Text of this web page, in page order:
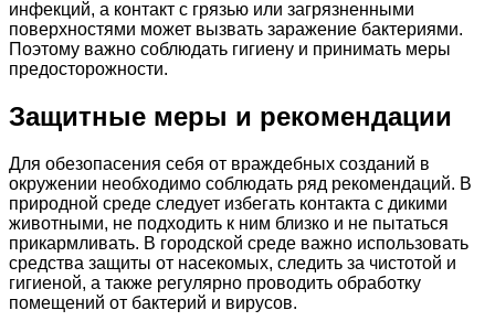
инфекций, а контакт с грязью или загрязненными
поверхностями может вызвать заражение бактериями.
Поэтому важно соблюдать гигиену и принимать меры
предосторожности.
Защитные меры и рекомендации
Для обезопасения себя от враждебных созданий в
окружении необходимо соблюдать ряд рекомендаций. В
природной среде следует избегать контакта с дикими
животными, не подходить к ним близко и не пытаться
прикармливать. В городской среде важно использовать
средства защиты от насекомых, следить за чистотой и
гигиеной, а также регулярно проводить обработку
помещений от бактерий и вирусов.